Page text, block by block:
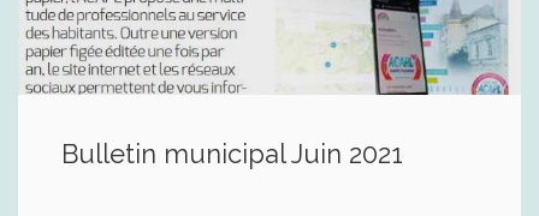
Bulletin municipal Juin 2021